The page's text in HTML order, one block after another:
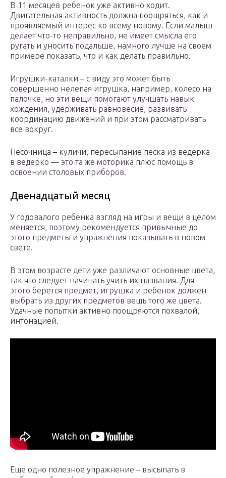
В 11 месяцев ребенок уже активно ходит.
Двигательная активность должна поощряться, как и
проявляемый интерес ко всему новому. Если малыш
делает что-то неправильно, не имеет смысла его
ругать и уносить подальше, намного лучше на своем
примере показать, что и как делать правильно.
Игрушки-каталки – с виду это может быть
совершенно нелепая игрушка, например, колесо на
палочке, но эти вещи помогают улучшать навык
хождения, удерживать равновесие, развивать
координацию движений и при этом рассматривать
все вокруг.
Песочница – куличи, пересыпание песка из ведерка
в ведерко — это та же моторика плюс помощь в
освоении столовых приборов.
Двенадцатый месяц
У годовалого ребенка взгляд на игры и вещи в целом
меняется, поэтому рекомендуется привычные до
этого предметы и упражнения показывать в новом
свете.
В этом возрасте дети уже различают основные цвета,
так что следует начинать учить их названия. Для
этого берется предмет, игрушка и ребенок должен
выбрать из других предметов вещь того же цвета.
Удачные попытки активно поощряются похвалой,
интонацией.
Еще одно полезное упражнение – высыпать в